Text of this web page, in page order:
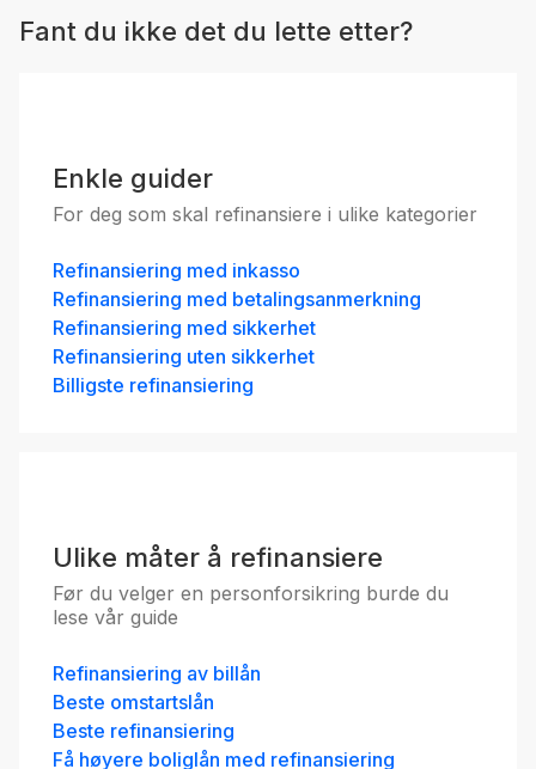
Fant du ikke det du lette etter?
Enkle guider
For deg som skal refinansiere i ulike kategorier
Refinansiering med inkasso
Refinansiering med betalingsanmerkning
Refinansiering med sikkerhet
Refinansiering uten sikkerhet
Billigste refinansiering
Ulike måter å refinansiere
Før du velger en personforsikring burde du
lese vår guide
Refinansiering av billån
Beste omstartslån
Beste refinansiering
Få høyere boliglån med refinansiering